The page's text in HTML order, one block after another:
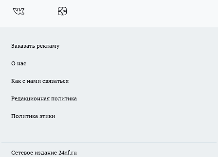
Заказать рекламу
О нас
Как с нами связаться
Редакционная политика
Политика этики
Сетевое издание 24nf.ru